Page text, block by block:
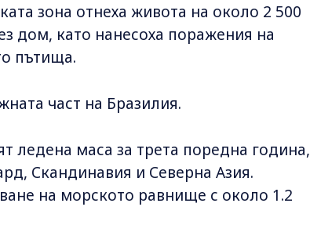
зона отнеха живота на около 2 500
дом, като нанесоха поражения на
пътища.
част на Бразилия.
ледена маса за трета поредна година,
Скандинавия и Северна Азия.
на морското равнище с около 1.2